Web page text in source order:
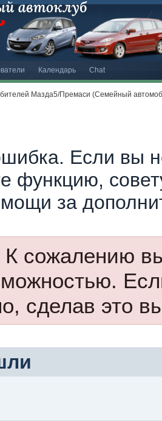
Календарь Chat
Мазда5/Премаси (Семейный
Если вы
функцию,
за
К сожалению
сделав это